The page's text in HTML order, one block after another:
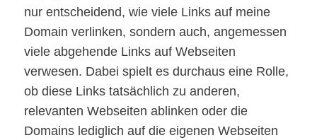
nur entscheidend, wie viele Links auf meine
Domain verlinken, sondern auch, angemessen
viele abgehende Links auf Webseiten
verwesen. Dabei spielt es durchaus eine Rolle,
ob diese Links tatsächlich zu anderen,
relevanten Webseiten ablinken oder die
Domains lediglich auf die eigenen Webseiten